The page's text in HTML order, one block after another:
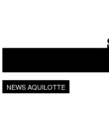
Vai al contenuto
NEWS AQUILOTTE